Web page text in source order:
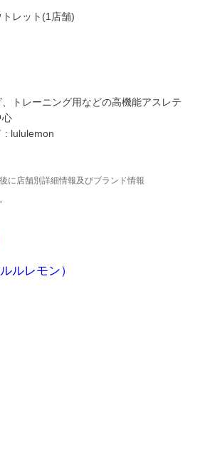
レット(1店舗)
トレーニング用などの高機能アスレテ
心
: lululemon
に 店舗別詳細情報及びブランド情報